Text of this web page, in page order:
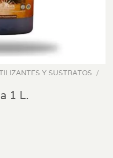
Y SUSTRATOS /
1 L.